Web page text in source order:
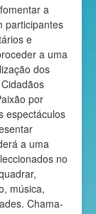
a
participantes
e
a uma
dos
por
espectáculos
a uma
no
música,
Chama-